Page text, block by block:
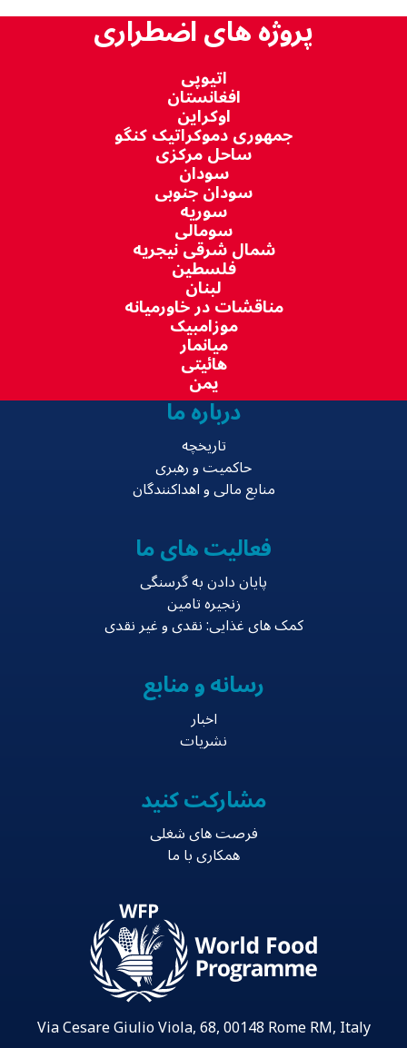
پروژه های اضطراری
اتیوپی
افغانستان
اوکراین
جمهوری دموکراتیک کنگو
ساحل مرکزی
سودان
سودان جنوبی
سوریه
سومالی
شمال شرقی نیجریه
فلسطین
لبنان
مناقشات در خاورمیانه
موزامبیک
میانمار
هائیتی
یمن
درباره ما
تاریخچه
حاکمیت و رهبری
منابع مالی و اهداکنندگان
فعالیت های ما
پایان دادن به گرسنگی
زنجیره تامین
کمک های غذایی: نقدی و غیر نقدی
رسانه و منابع
اخبار
نشریات
مشارکت کنید
فرصت های شغلی
همکاری با ما
Via Cesare Giulio Viola, 68, 00148 Rome RM, Italy